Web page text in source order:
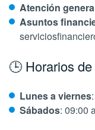
Atención
Asuntos
🕒 Horarios
Lunes a viernes
Sábados: 09:00